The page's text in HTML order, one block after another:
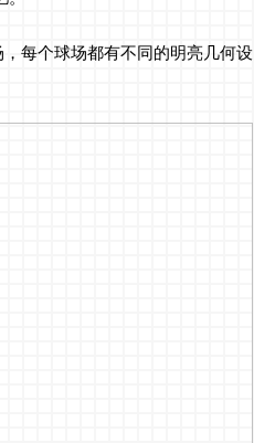
每个球场都有不同的明亮几何设